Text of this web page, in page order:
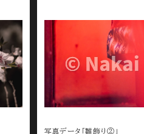
写真データ「雛飾り②」